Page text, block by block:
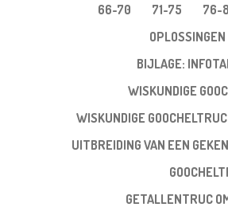
66-70
71-75 76-
BIJLAGE:
WISKUNDIGE
WISKUNDIGE
UITBREIDING VAN EEN
GETALLENTRUC